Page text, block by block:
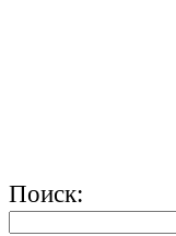
Поиск: